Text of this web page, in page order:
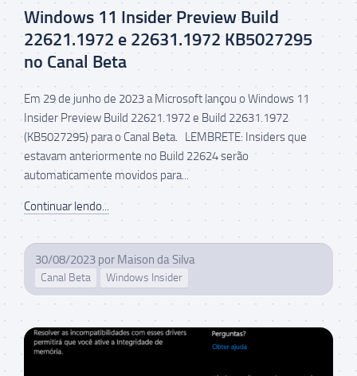
Windows 11 Insider Preview Build
22621.1972 e 22631.1972 KB5027295
no Canal Beta
Em 29 de junho de 2023 a Microsoft lançou o Windows 11
Insider Preview Build 22621.1972 e Build 22631.1972
(KB5027295) para o Canal Beta. LEMBRETE: Insiders que
estavam anteriormente no Build 22624 serão
automaticamente movidos para...
Continuar lendo...
30/08/2023 por Maison da Silva
Canal Beta Windows Insider